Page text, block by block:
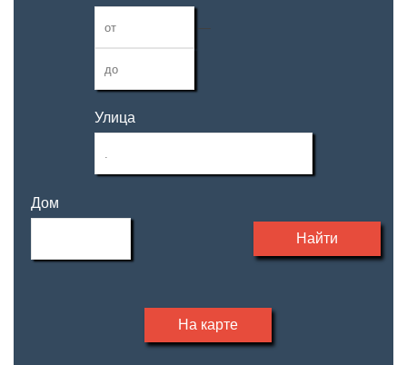
—
Улица
Дом
Найти
На карте